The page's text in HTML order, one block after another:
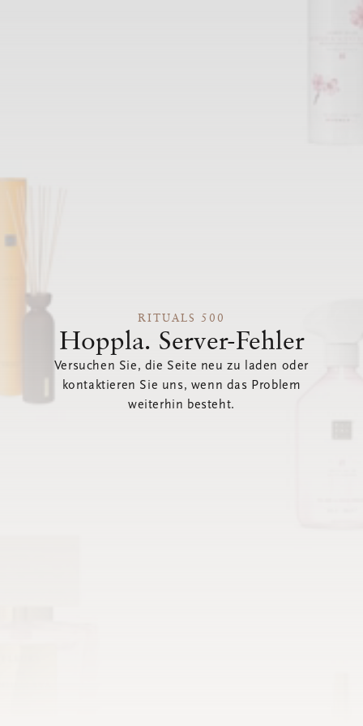
RITUALS 500
Hoppla. Server-Fehler
Versuchen Sie, die Seite neu zu laden oder
kontaktieren Sie uns, wenn das Problem
weiterhin besteht.